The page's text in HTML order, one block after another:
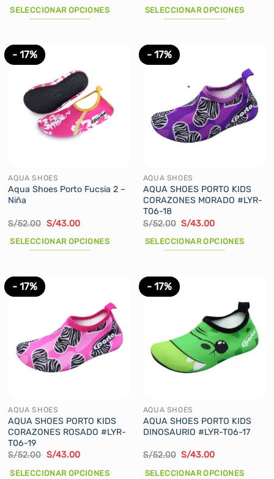
original
era:
actual
es:
SELECCIONAR OPCIONES
tiene
múltiples
opciones
pueden
la
página
de
original
era:
actual
es:
SELECCIONAR OPCIONES
tiene
múltiples
opciones
se
pueden
la
página
de
producto
- 17%
AQUA SHOES
Aqua Shoes Porto Fucsia 2 –
Niña
S/52.00 El
original
era:
S/43.00El
actual
es:
SELECCIONAR OPCIONES
tiene
múltiples
opciones
se
pueden
la
página
de
producto
- 17%
AQUA SHOES
AQUA SHOES PORTO KIDS
CORAZONES MORADO #LYR-
T06-18
S/52.00 El
original
era:
S/43.00El
actual
es:
SELECCIONAR OPCIONES
tiene
múltiples
opciones
se
pueden
la
página
de
- 17%
AQUA SHOES
AQUA SHOES PORTO KIDS
CORAZONES ROSADO #LYR-
T06-19
S/52.00 El
original
S/43.00El
actual
SELECCIONAR OPCIONES
- 17%
AQUA SHOES
AQUA SHOES PORTO KIDS
DINOSAURIO #LYR-T06-17
S/52.00 El
original
S/43.00El
actual
SELECCIONAR OPCIONES